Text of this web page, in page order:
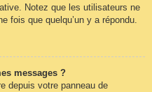
Notez que les utilisateurs ne
fois que quelqu’un y a répondu.
messages ?
depuis votre panneau de